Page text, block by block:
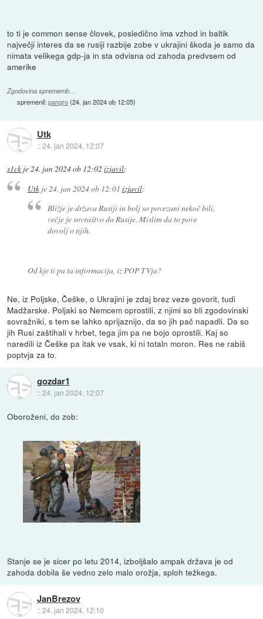
to ti je common sense človek, posledično ima vzhod in baltik
največji interes da se rusiji razbije zobe v ukrajini škoda je samo da
nimata velikega gdp-ja in sta odvisna od zahoda predvsem od
amerike
Zgodovina sprememb…
spremenil:pangro(24. jan 2024 ob 12:05)
Utk
::24. jan 2024, 12:07
s1ck je24. jan 2024 ob 12:02 izjavil:
Utkje24. jan 2024 ob 12:01 izjavil:
Bližje je država Rusiji in bolj so povezani nekoč bili,
večje je sovraštvo do Rusije. Mislim da to pove
dovolj o njih.
Od kje ti pa ta informacija, iz POP TVja?
Ne, iz Poljske, Češke, o Ukrajini je zdaj brez veze govorit, tudi
Madžarske. Poljaki so Nemcem oprostili, z njimi so bli zgodovinski
sovražniki, s tem se lahko sprijaznijo, da so jih pač napadli. Da so
jih Rusi zaštihali v hrbet, tega jim pa ne bojo oprostili. Kaj so
naredili iz Češke pa itak ve vsak, ki ni totaln moron. Res ne rabiš
poptvja za to.
gozdar1
::24. jan 2024, 12:07
Oboroženi, do zob:
Stanje se je sicer po letu 2014, izboljšalo ampak država je od
zahoda dobila še vedno zelo malo orožja, sploh težkega.
JanBrezov
::24. jan 2024, 12:10